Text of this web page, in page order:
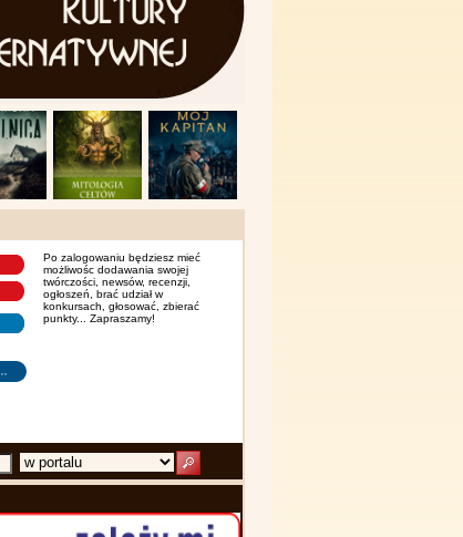
Po zalogowaniu będziesz mieć
możliwośc dodawania swojej
twórczości, newsów, recenzji,
ogłoszeń, brać udział w
konkursach, głosować, zbierać
punkty... Zapraszamy!